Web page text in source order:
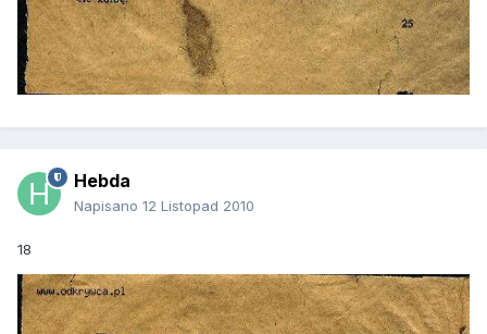
Hebda
Napisano 12 Listopad 2010
18